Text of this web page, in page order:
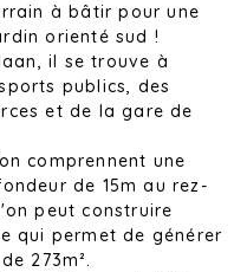
à bâtir pour une
orienté sud !
il se trouve à
publics, des
et de la gare de
comprennent une
de 15m au rez-
peut construire
qui permet de générer
273m².